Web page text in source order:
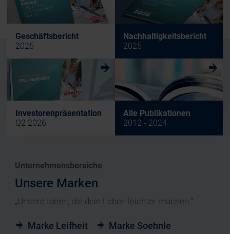
Geschäftsbericht
2025
Nachhaltigkeitsbericht
2025
Investorenpräsentation
Q2 2026
w
Alle Publikationen
2012 - 2024
w
Unternehmensbereiche
Unsere Marken
„Unsere Ideen, die dein Leben leichter machen.“
Marke Leifheit Marke Soehnle